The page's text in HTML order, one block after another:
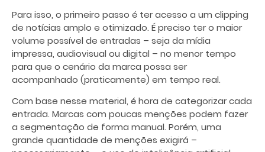
Para isso, o primeiro passo é ter acesso a um clipping
de notícias amplo e otimizado. É preciso ter o maior
volume possível de entradas – seja da mídia
impressa, audiovisual ou digital – no menor tempo
para que o cenário da marca possa ser
acompanhado (praticamente) em tempo real.
Com base nesse material, é hora de categorizar cada
entrada. Marcas com poucas menções podem fazer
a segmentação de forma manual. Porém, uma
grande quantidade de menções exigirá –